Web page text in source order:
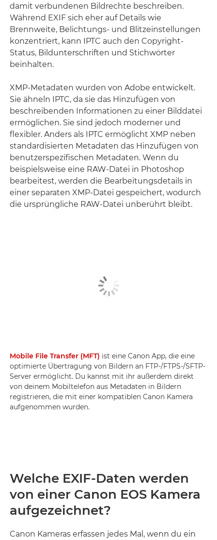
damit verbundenen Bildrechte beschreiben.
Während EXIF sich eher auf Details wie
Brennweite, Belichtungs- und Blitzeinstellungen
konzentriert, kann IPTC auch den Copyright-
Status, Bildunterschriften und Stichwörter
beinhalten.
XMP-Metadaten wurden von Adobe entwickelt.
Sie ähneln IPTC, da sie das Hinzufügen von
beschreibenden Informationen zu einer Bilddatei
ermöglichen. Sie sind jedoch moderner und
flexibler. Anders als IPTC ermöglicht XMP neben
standardisierten Metadaten das Hinzufügen von
benutzerspezifischen Metadaten. Wenn du
beispielsweise eine RAW-Datei in Photoshop
bearbeitest, werden die Bearbeitungsdetails in
einer separaten XMP-Datei gespeichert, wodurch
die ursprüngliche RAW-Datei unberührt bleibt.
Mobile File Transfer (MFT) ist eine Canon App, die eine
optimierte Übertragung von Bildern an FTP-/FTPS-/SFTP-
Server ermöglicht. Du kannst mit ihr außerdem direkt
von deinem Mobiltelefon aus Metadaten in Bildern
registrieren, die mit einer kompatiblen Canon Kamera
aufgenommen wurden.
Welche EXIF-Daten werden
von einer Canon EOS Kamera
aufgezeichnet?
Canon Kameras erfassen jedes Mal, wenn du ein